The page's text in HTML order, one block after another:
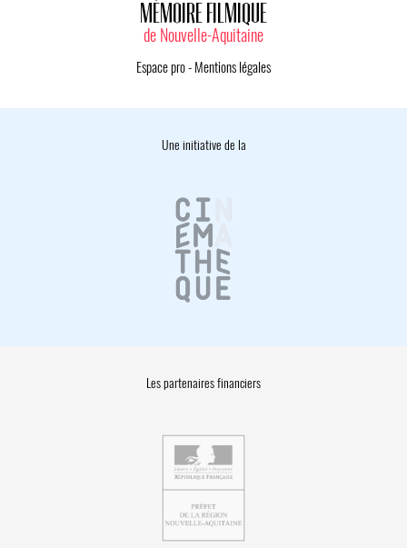
MÉMOIRE FILMIQUE
de Nouvelle-Aquitaine
Espace pro- Mentions légales
Une initiative de la
Les partenaires financiers